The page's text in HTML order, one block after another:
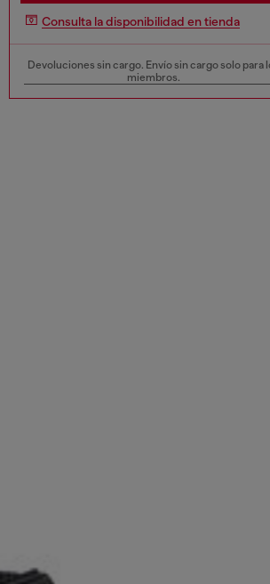
Consulta la disponibilidad en tienda
Devoluciones sin cargo. Envío sin cargo solo para
miembros.